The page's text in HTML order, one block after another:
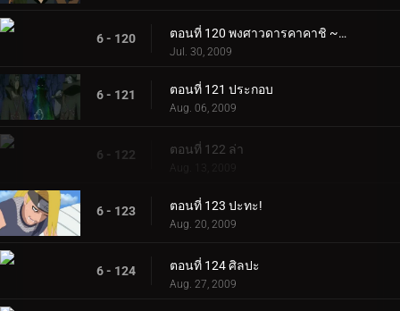
6 - 120 ตอนที่ 120 พงศาวดารคาคาชิ ~ ชีวิตเด็กผู้ชายในสนามรบ ~ ตอนที่ 2
Jul. 30, 2009
6 - 121 ตอนที่ 121 ประกอบ
Aug. 06, 2009
6 - 122 ตอนที่ 122 ล่า
Aug. 13, 2009
6 - 123 ตอนที่ 123 ปะทะ!
Aug. 20, 2009
6 - 124 ตอนที่ 124 ศิลปะ
Aug. 27, 2009